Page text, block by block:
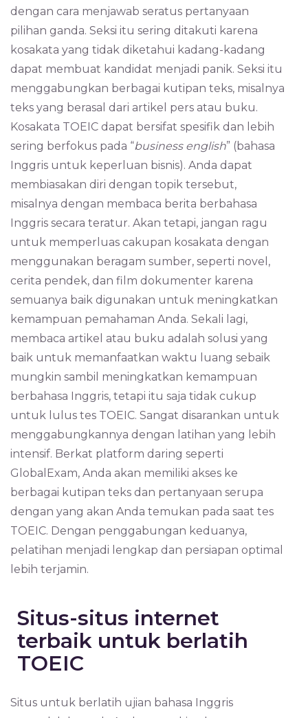
dengan cara menjawab seratus pertanyaan
pilihan ganda. Seksi itu sering ditakuti karena
kosakata yang tidak diketahui kadang-kadang
dapat membuat kandidat menjadi panik. Seksi itu
menggabungkan berbagai kutipan teks, misalnya
teks yang berasal dari artikel pers atau buku.
Kosakata TOEIC dapat bersifat spesifik dan lebih
sering berfokus pada “business english” (bahasa
Inggris untuk keperluan bisnis). Anda dapat
membiasakan diri dengan topik tersebut,
misalnya dengan membaca berita berbahasa
Inggris secara teratur. Akan tetapi, jangan ragu
untuk memperluas cakupan kosakata dengan
menggunakan beragam sumber, seperti novel,
cerita pendek, dan film dokumenter karena
semuanya baik digunakan untuk meningkatkan
kemampuan pemahaman Anda. Sekali lagi,
membaca artikel atau buku adalah solusi yang
baik untuk memanfaatkan waktu luang sebaik
mungkin sambil meningkatkan kemampuan
berbahasa Inggris, tetapi itu saja tidak cukup
untuk lulus tes TOEIC. Sangat disarankan untuk
menggabungkannya dengan latihan yang lebih
intensif. Berkat platform daring seperti
GlobalExam, Anda akan memiliki akses ke
berbagai kutipan teks dan pertanyaan serupa
dengan yang akan Anda temukan pada saat tes
TOEIC. Dengan penggabungan keduanya,
pelatihan menjadi lengkap dan persiapan optimal
lebih terjamin.
Situs-situs internet
terbaik untuk berlatih
TOEIC
Situs untuk berlatih ujian bahasa Inggris